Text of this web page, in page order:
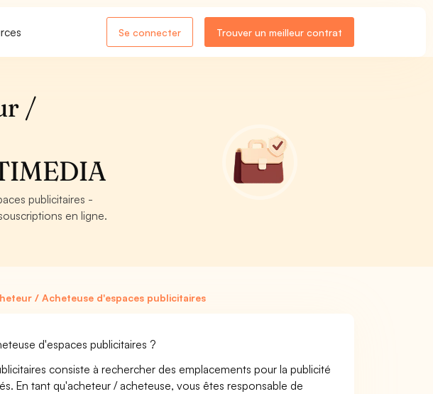
Se connecter Trouver un meilleur contrat
/
publicitaires -
en ligne.
/ Acheteuse d'espaces publicitaires
d'espaces publicitaires ?
consiste à rechercher des emplacements pour la publicité
En tant qu'acheteur / acheteuse, vous êtes responsable de